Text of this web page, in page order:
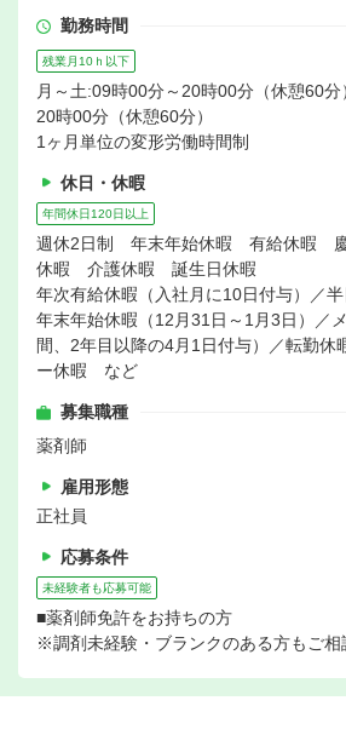
勤務時間
残業月10ｈ以下
月～土:09時00分～20時00分（休憩60分
20時00分（休憩60分）
1ヶ月単位の変形労働時間制
休日・休暇
年間休日120日以上
週休2日制 年末年始休暇 有給休暇
休暇 介護休暇 誕生日休暇
年次有給休暇（入社月に10日付与）／
年末年始休暇（12月31日～1月3日）／
間、2年目以降の4月1日付与）／転勤休
ー休暇 など
募集職種
薬剤師
雇用形態
正社員
応募条件
未経験者も応募可能
■薬剤師免許をお持ちの方
※調剤未経験・ブランクのある方もご相